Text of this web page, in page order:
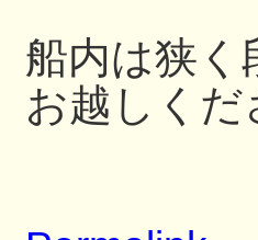
船内は狭く
お越しくだ